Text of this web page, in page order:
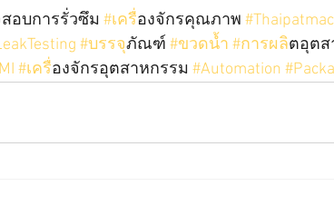
อบการรั่วซึม #เครื่องจักรคุณภาพ
#บรรจุภัณฑ์ #ขวดน #การผลตอุตส
#เครื่องจักรอุตสาหกรรม #Automation